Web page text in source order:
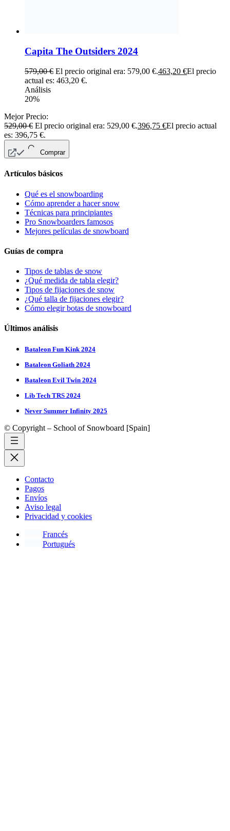
Capita The Outsiders 2024
579,00€ El precio original era: 579,00 €.463,20 €El precio
actual es: 463,20 €.
Análisis
20%
Mejor Precio:
529,00€ El precio original era: 529,00 €.396,75 €El precio actual
es: 396,75 €.
Comprar
Artículos básicos
Qué es el snowboarding
Cómo aprender a hacer snow
Técnicas para principiantes
Pro Snowboarders famosos
Mejores películas de snowboard
Guías de compra
Tipos de tablas de snow
¿Qué medida de tabla elegir?
Tipos de fijaciones de snow
¿Qué talla de fijaciones elegir?
Cómo elegir botas de snowboard
Últimos análisis
Bataleon Fun Kink 2024
Bataleon Goliath 2024
Bataleon Evil Twin 2024
Lib Tech TRS 2024
Never Summer Infinity 2025
© Copyright – School of Snowboard [Spain]
Contacto
Pagos
Envíos
Aviso legal
Privacidad y cookies
Francés
Portugués